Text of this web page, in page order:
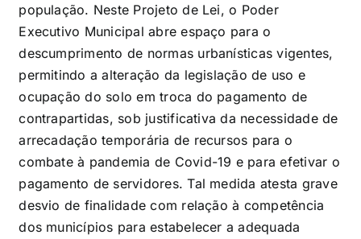
população. Neste Projeto de Lei, o Poder
Executivo Municipal abre espaço para o
descumprimento de normas urbanísticas vigentes,
permitindo a alteração da legislação de uso e
ocupação do solo em troca do pagamento de
contrapartidas, sob justificativa da necessidade de
arrecadação temporária de recursos para o
combate à pandemia de Covid-19 e para efetivar o
pagamento de servidores. Tal medida atesta grave
desvio de finalidade com relação à competência
dos municípios para estabelecer a adequada